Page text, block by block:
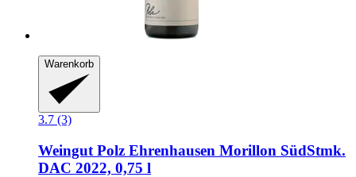
Warenkorb
3.7 (3)
Weingut Polz Ehrenhausen Morillon SüdStmk.
DAC 2022, 0,75 l